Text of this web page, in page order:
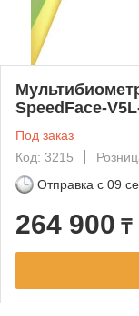
SpeedFace-
Под заказ
Код: 3215
Отправка с 09
264 900 ₸